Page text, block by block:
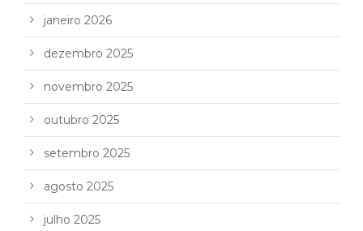
janeiro 2026
dezembro 2025
novembro 2025
outubro 2025
setembro 2025
agosto 2025
julho 2025